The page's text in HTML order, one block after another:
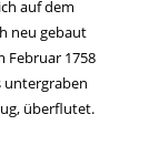
auf dem
neu gebaut
Februar 1758
untergraben
überflutet.